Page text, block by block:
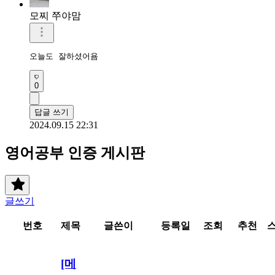
모찌 쭈야맘
오늘도 잘하셨어욤
0
답글 쓰기
2024.09.15 22:31
영어공부 인증 게시판
글쓰기
번호 제목 글쓴이 등록일 조회 추천
[메